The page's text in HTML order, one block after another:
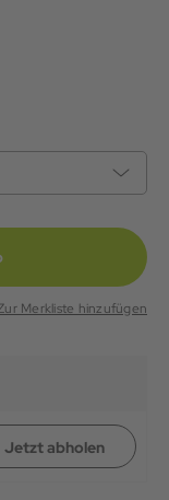
Merkliste hinzufügen
Jetzt abholen